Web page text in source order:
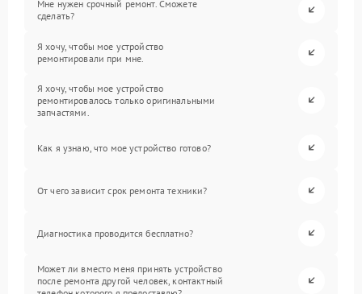
Мне нужен срочный ремонт. Сможете
сделать?
Я хочу, чтобы мое устройство
ремонтировали при мне.
Я хочу, чтобы мое устройство
ремонтировалось только оригинальными
запчастями.
Как я узнаю, что мое устройство готово?
От чего зависит срок ремонта техники?
Диагностика проводится бесплатно?
Может ли вместо меня принять устройство
после ремонта другой человек, контактный